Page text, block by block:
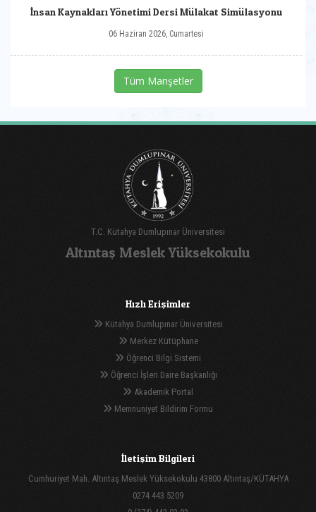
İnsan Kaynakları Yönetimi Dersi Mülakat Simülasyonu
06 Haziran 2026, Cumartesi
Tüm Manşetler
T.C. Kütahya Dumlupınar Üniversitesi
Altıntaş Meslek Yüksekokulu
Hızlı Erişimler
Kütahya Dumlupınar Üniversitesi
Merkez Kütüphane
Öğrenci Bilgi Sistemi
Öğrenci İşleri Daire Başkanlığı
Akademik Portal
Memnuniyet Bildirim Formu
İletişim Bilgileri
Cumhuriyet Mah. Altıntaş Meslek Yüksekokulu 43800 Altıntaş/KÜTAHYA
0274 443 5209